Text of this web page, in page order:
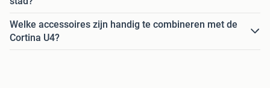
Welke accessoires zijn handig te combineren met de
Cortina U4?